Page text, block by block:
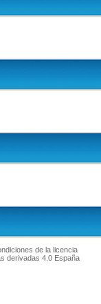
de la licencia
derivadas 4.0 España